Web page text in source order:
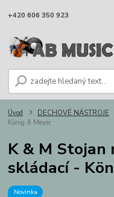
+420 606 350 923
Úvod DECHOVÉ NÁSTROJE
König & Meyer
K & M Stojan
skládací -
Novinka